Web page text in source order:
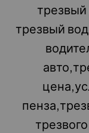
трезвый
трезвый